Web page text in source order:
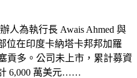
人為執行長 Awais Ahmed 與
位在印度卡納塔卡邦邦加羅
貢多。公司未上市，累計募資
6,000 萬美元……